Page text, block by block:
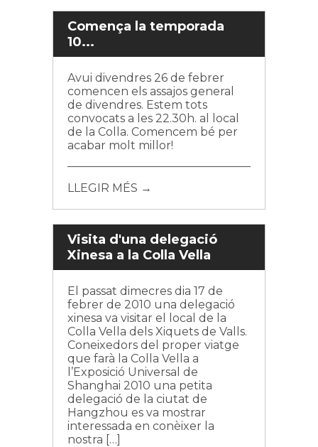
Comença la temporada
10...
Avui divendres 26 de febrer
comencen els assajos general
de divendres. Estem tots
convocats a les 22.30h. al local
de la Colla. Comencem bé per
acabar molt millor!
LLEGIR MÉS →
Visita d'una delegació
Xinesa a la Colla Vella
El passat dimecres dia 17 de
febrer de 2010 una delegació
xinesa va visitar el local de la
Colla Vella dels Xiquets de Valls.
Coneixedors del proper viatge
que farà la Colla Vella a
l’Exposició Universal de
Shanghai 2010 una petita
delegació de la ciutat de
Hangzhou es va mostrar
interessada en conèixer la
nostra […]